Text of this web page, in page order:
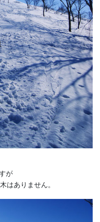
が
はありません。